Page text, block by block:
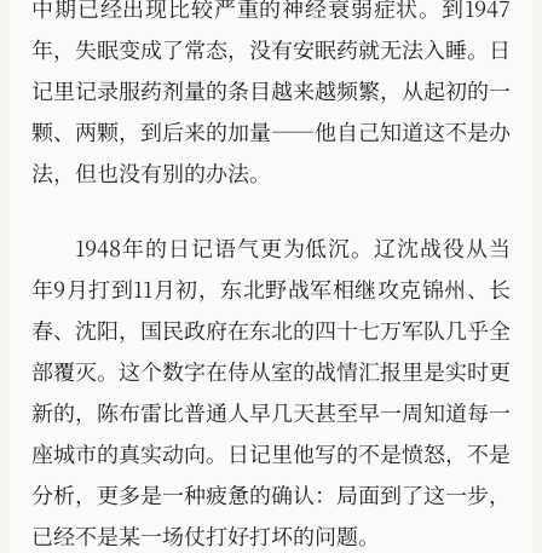
中期已经出现比较严重的神经衰弱症状。到1947
年，失眠变成了常态，没有安眠药就无法入睡。日
记里记录服药剂量的条目越来越频繁，从起初的一
颗、两颗，到后来的加量——他自己知道这不是办
法，但也没有别的办法。
1948年的日记语气更为低沉。辽沈战役从当
年9月打到11月初，东北野战军相继攻克锦州、长
春、沈阳，国民政府在东北的四十七万军队几乎全
部覆灭。这个数字在侍从室的战情汇报里是实时更
新的，陈布雷比普通人早几天甚至早一周知道每一
座城市的真实动向。日记里他写的不是愤怒，不是
分析，更多是一种疲惫的确认：局面到了这一步，
已经不是某一场仗打好打坏的问题。